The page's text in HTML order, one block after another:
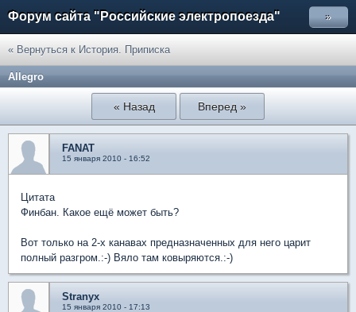
Форум сайта "Российские электропоезда" »
« Вернуться к История. Приписка
Allegro
« Назад Вперед »
FANAT
15 января 2010 - 16:52
Цитата
Финбан. Какое ещё может быть?
Вот только на 2-х канавах предназначенных для него царит
полный разгром.:-) Вяло там ковыряются.:-)
Stranyx
15 января 2010 - 17:13